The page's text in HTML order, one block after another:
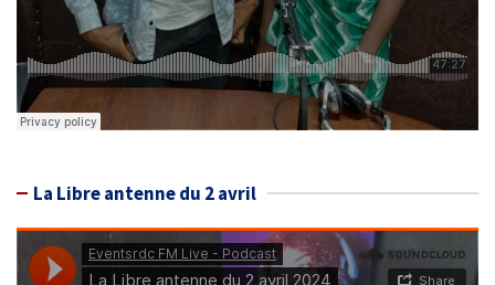
La Libre antenne du 2 avril